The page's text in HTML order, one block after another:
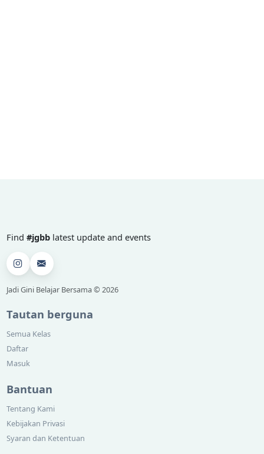
Find #jgbblatest update and events
Jadi Gini Belajar Bersama © 2026
Tautan berguna
Semua Kelas
Daftar
Masuk
Bantuan
Tentang Kami
Kebijakan Privasi
Syaran dan Ketentuan